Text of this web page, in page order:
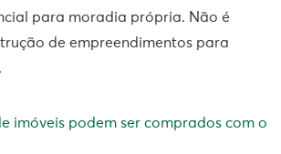
para moradia própria. Não é
de empreendimentos para
imóveis podem ser comprados com o